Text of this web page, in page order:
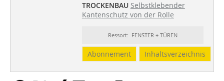
TROCKENBAU Selbstklebender
Kantenschutz von der Rolle
Ressort: FENSTER + TÜREN
Abonnement Inhaltsverzeichnis